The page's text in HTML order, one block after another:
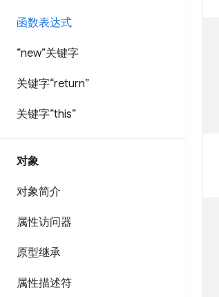
函数表达式
“new”关键字
关键字“return”
关键字“this”
对象
对象简介
属性访问器
原型继承
属性描述符